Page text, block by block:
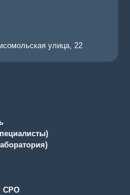
улица, 22
СРО